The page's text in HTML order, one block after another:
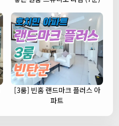
[3룸] 빈홈 랜드마크 플러스 아
파트